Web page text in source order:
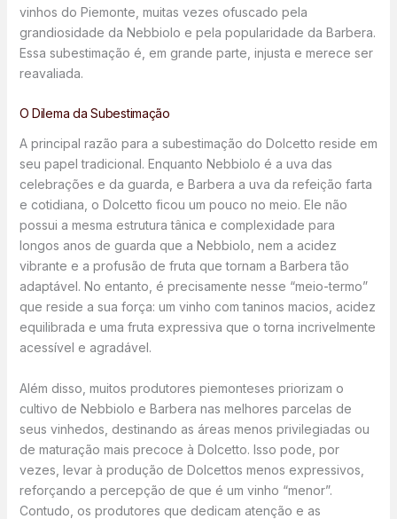
vinhos do Piemonte, muitas vezes ofuscado pela
grandiosidade da Nebbiolo e pela popularidade da Barbera.
Essa subestimação é, em grande parte, injusta e merece ser
reavaliada.
O Dilema da Subestimação
A principal razão para a subestimação do Dolcetto reside em
seu papel tradicional. Enquanto Nebbiolo é a uva das
celebrações e da guarda, e Barbera a uva da refeição farta
e cotidiana, o Dolcetto ficou um pouco no meio. Ele não
possui a mesma estrutura tânica e complexidade para
longos anos de guarda que a Nebbiolo, nem a acidez
vibrante e a profusão de fruta que tornam a Barbera tão
adaptável. No entanto, é precisamente nesse “meio-termo”
que reside a sua força: um vinho com taninos macios, acidez
equilibrada e uma fruta expressiva que o torna incrivelmente
acessível e agradável.
Além disso, muitos produtores piemonteses priorizam o
cultivo de Nebbiolo e Barbera nas melhores parcelas de
seus vinhedos, destinando as áreas menos privilegiadas ou
de maturação mais precoce à Dolcetto. Isso pode, por
vezes, levar à produção de Dolcettos menos expressivos,
reforçando a percepção de que é um vinho “menor”.
Contudo, os produtores que dedicam atenção e as